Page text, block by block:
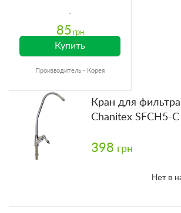
85 грн
Купить
Производитель - Корея
Кран для фильтра
Chanitex SFCH5-C
398 грн
Нет в